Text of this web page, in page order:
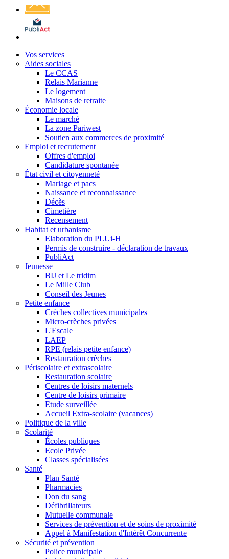
Affichage
légal
Vos services
Aides sociales
Le CCAS
Relais Marianne
Le logement
Maisons de retraite
Économie locale
Le marché
La zone Pariwest
Soutien aux commerces de proximité
Emploi et recrutement
Offres d'emploi
Candidature spontanée
État civil et citoyenneté
Mariage et pacs
Naissance et reconnaissance
Décès
Cimetière
Recensement
Habitat et urbanisme
Elaboration du PLUi-H
Permis de construire - déclaration de travaux
PubliAct
Jeunesse
BIJ et Le tridim
Le Mille Club
Conseil des Jeunes
Petite enfance
Crèches collectives municipales
Micro-crèches privées
L'Escale
LAEP
RPE (relais petite enfance)
Restauration crèches
Périscolaire et extrascolaire
Restauration scolaire
Centres de loisirs maternels
Centre de loisirs primaire
Etude surveillée
Accueil Extra-scolaire (vacances)
Politique de la ville
Scolarité
Écoles publiques
Ecole Privée
Classes spécialisées
Santé
Plan Santé
Pharmacies
Don du sang
Défibrillateurs
Mutuelle communale
Services de prévention et de soins de proximité
Appel à Manifestation d'Intérêt Concurrente
Sécurité et prévention
Police municipale